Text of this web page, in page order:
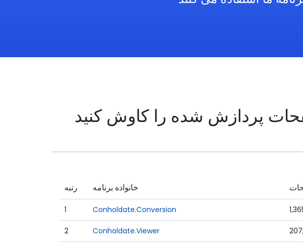
پردازش شده را کاوش کنید
رتبه خانواده برنامه
1 Conholdate.Conversion
2 Conholdate.Viewer